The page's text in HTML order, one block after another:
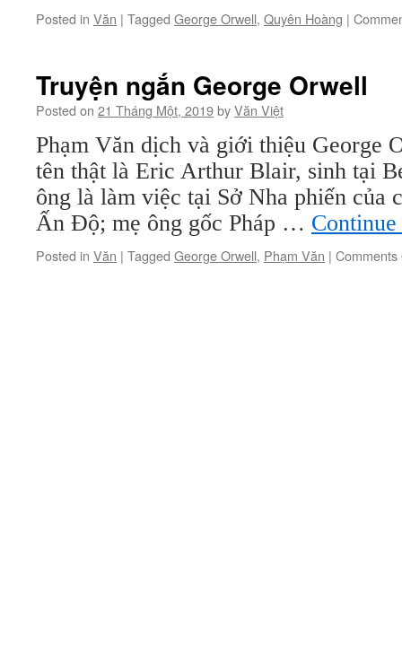
Posted in Văn | Tagged George Orwell, Quyên Hoàng |
Truyện ngắn George Orwell
Posted on 21 Tháng Một, 2019byVăn Việt
Phạm Văn dịch và giới thiệu George
tên thật là Eric Arthur Blair, sinh tại
ông là làm việc tại Sở Nha phiến của
Ấn Độ; mẹ ông gốc Pháp …
Posted in Văn | Tagged George Orwell, Phạm Văn | Comments